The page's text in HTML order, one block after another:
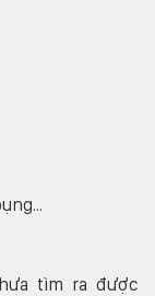
tìm ra được